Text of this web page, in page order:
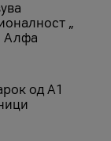
„
Алфа
од А1